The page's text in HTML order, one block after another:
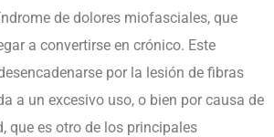
de dolores miofasciales, que
a convertirse en crónico. Este
por la lesión de fibras
a un excesivo uso, o bien por causa de
que es otro de los principales